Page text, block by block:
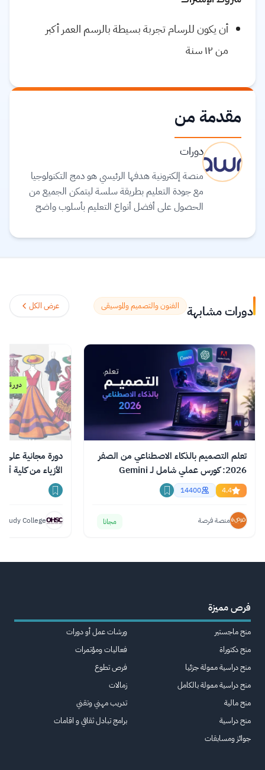
أن يكون للرسام تجربة بسيطة بالرسم العمر أكبر
من ١٢ سنة
مقدمة من
دورات
منصة إلكترونية هدفها الرئيسي هو دمج التكنولوجيا
مع جودة التعليم بطريقة سلسة ليتمكن الجميع من
الحصول على أفضل أنواع التعليم بأسلوب واضح
دورات مشابهة الفنون والتصميم والموسيقى عرض الكل
تعلم التصميم بالذكاء الاصطناعي من الصفر
2026: كورس عملي شامل لـ Gemini
وChatGPT وClaude
4.4
14400
منصة فرصة مجانا
دورة مجانية على
الأزياء من كلية
College
فرص مميزة
منح ماجستير
منح دكتوراة
منح دراسية ممولة جزئيا
منح دراسية ممولة بالكامل
منح مالية
منح دراسية
جوائز ومسابقات
ورشات عمل أو دورات
فعاليات ومؤتمرات
فرص تطوع
زمالات
تدريب مهني وتقني
برامج تبادل ثقافي و اقامات